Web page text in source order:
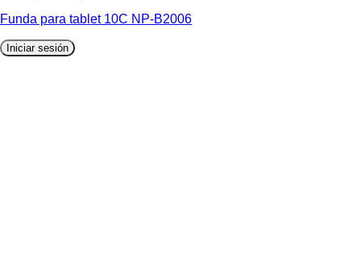
Funda para tablet 10C NP-B2006
Iniciar sesión